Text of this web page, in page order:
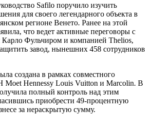
Safilo поручило изучить
для своего легендарного объекта в
регионе Венето. Ранее на этой
что ведет активные переговоры с
Фульчиром и компанией Thelios,
завод, нынешних 458 сотрудников
создана в рамках совместного
Moet Hennessy Louis Vuitton и Marcolin. В
полный контроль над этим
приобрести 49-процентную
за нераскрытую сумму.